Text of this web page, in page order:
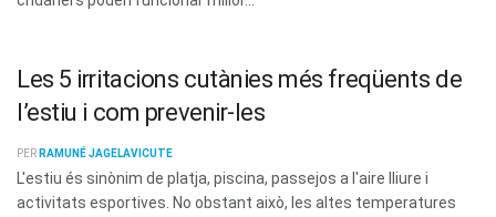
Les 5 irritacions cutànies més freqüents de
l’estiu i com prevenir-les
PER RAMUNÉ JAGELAVICUTE
L'estiu és sinònim de platja, piscina, passejos a l'aire lliure i
activitats esportives. No obstant això, les altes temperatures